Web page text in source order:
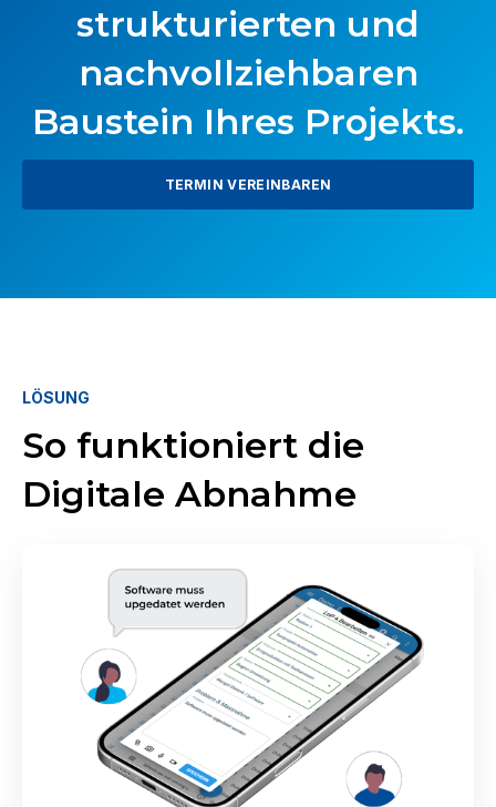
strukturierten und
nachvollziehbaren
Baustein Ihres Projekts.
TERMIN VEREINBAREN
LÖSUNG
So funktioniert die
Digitale Abnahme